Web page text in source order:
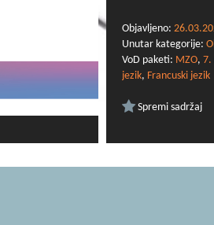
Objavljeno:
Unutar kategorije:
VoD paketi: MZO, 7.
jezik, Francuski jezik
Spremi sadržaj